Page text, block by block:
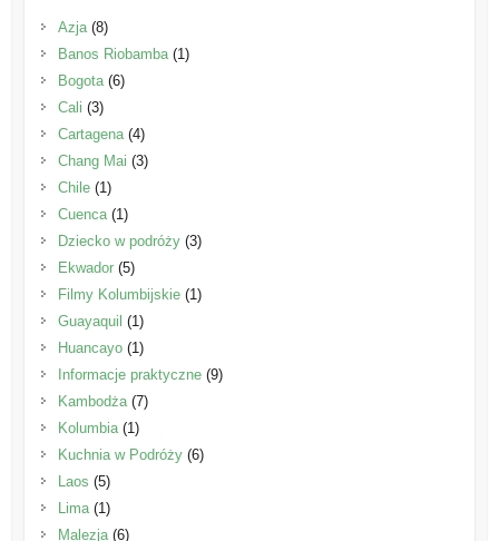
Azja(8)
Banos Riobamba(1)
Bogota(6)
Cali (3)
Cartagena(4)
Chang Mai (3)
Chile(1)
Cuenca(1)
Dziecko w podróży(3)
Ekwador(5)
Filmy Kolumbijskie(1)
Guayaquil (1)
Huancayo(1)
Informacje praktyczne(9)
Kambodża(7)
Kolumbia(1)
Kuchnia w Podróży(6)
Laos (5)
Lima(1)
Malezja(6)